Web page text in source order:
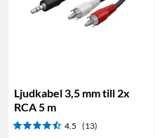
Ljudkabel 3,5 mm till 2x
RCA 5 m
4.5 (13)